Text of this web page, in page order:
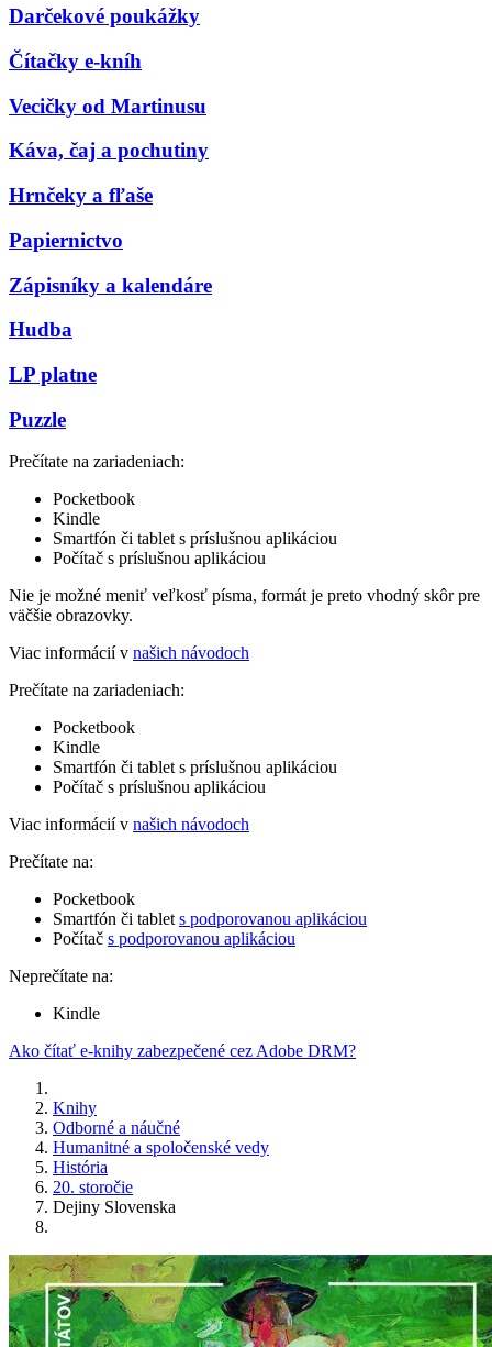
Darčekové poukážky
Čítačky e-kníh
Vecičky od Martinusu
Káva, čaj a pochutiny
Hrnčeky a fľaše
Papiernictvo
Zápisníky a kalendáre
Hudba
LP platne
Puzzle
Prečítate na zariadeniach:
Pocketbook
Kindle
Smartfón či tablet s príslušnou aplikáciou
Počítač s príslušnou aplikáciou
Nie je možné meniť veľkosť písma, formát je preto vhodný skôr pre
väčšie obrazovky.
Viac informácií v našich návodoch
Prečítate na zariadeniach:
Pocketbook
Kindle
Smartfón či tablet s príslušnou aplikáciou
Počítač s príslušnou aplikáciou
Viac informácií v našich návodoch
Prečítate na:
Pocketbook
Smartfón či tablet s podporovanou aplikáciou
Počítač s podporovanou aplikáciou
Neprečítate na:
Kindle
Ako čítať e-knihy zabezpečené cez Adobe DRM?
Knihy
Odborné a náučné
Humanitné a spoločenské vedy
História
20. storočie
Dejiny Slovenska